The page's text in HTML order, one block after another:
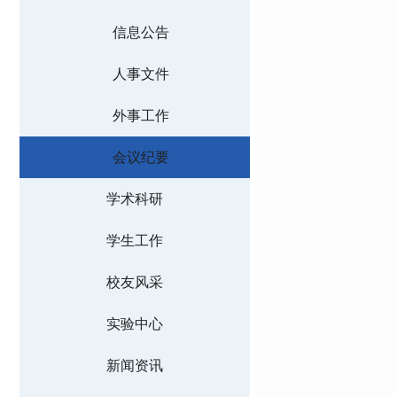
信息公告
人事文件
外事工作
会议纪要
学术科研
学生工作
校友风采
实验中心
新闻资讯